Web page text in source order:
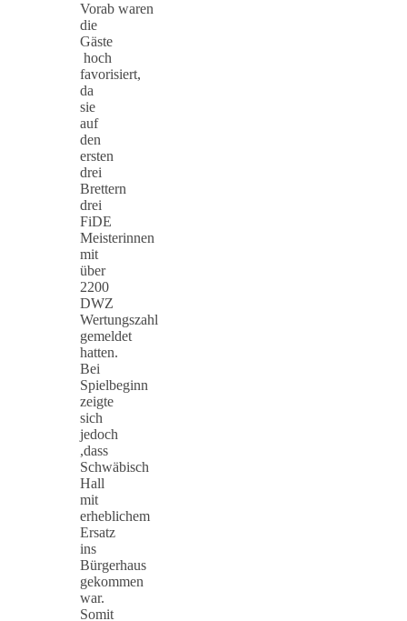
Vorab waren
die
Gäste
hoch
favorisiert,
da
sie
auf
den
ersten
drei
Brettern
drei
FiDE
Meisterinnen
mit
über
2200
DWZ
Wertungszahl
gemeldet
hatten.
Bei
Spielbeginn
zeigte
sich
jedoch
,dass
Schwäbisch
Hall
mit
erheblichem
Ersatz
ins
Bürgerhaus
gekommen
war.
Somit